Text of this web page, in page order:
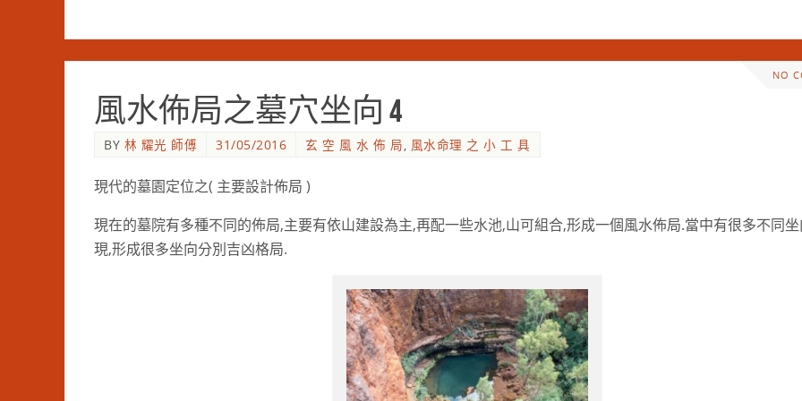
NO
風水佈局之墓穴坐向 4
BY 林 耀光 師傅 31/05/2016 玄 空 風 水 佈 局 風水命理 之 小 工 具
現代的墓園定位之( 主要設計佈局 )
現在的墓院有多種不同的佈局,主要有依山建設為主,再配一些水池,山可組合,形成一個風水佈局.當中有很多不同
現,形成很多坐向分別吉凶格局.